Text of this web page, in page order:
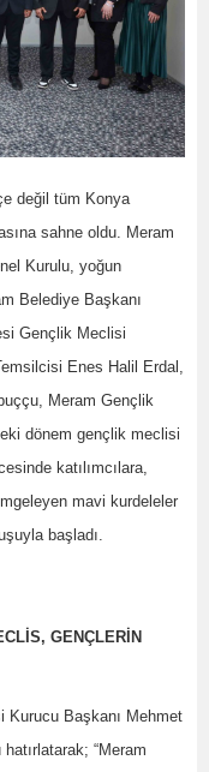
değil tüm Konya
sahne oldu. Meram
Kurulu, yoğun
Belediye Başkanı
Gençlik Meclisi
Enes Halil Erdal,
Meram Gençlik
dönem gençlik meclisi
katılımcılara,
mavi kurdeleler
başladı.
GENÇLERİN
Kurucu Başkanı Mehmet
“Meram